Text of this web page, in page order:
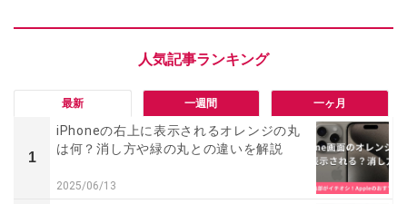
最新 一週間 一ヶ月
1
iPhoneの右上に表示されるオレンジの丸
は何？消し方や緑の丸との違いを解説
2025/06/13